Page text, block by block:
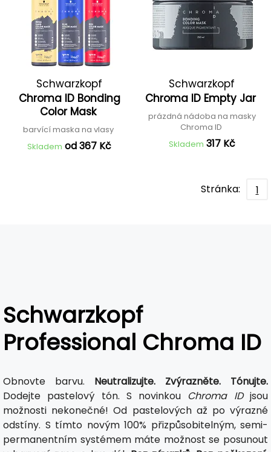
Schwarzkopf
Professional
Chroma ID Bonding
Color Mask
barvící maska na vlasy
Skladem od 367 Kč
Schwarzkopf
Professional
Chroma ID Empty Jar
prázdná nádoba na masky
Chroma ID
Skladem 317 Kč
Stránka: 1
Schwarzkopf
Professional Chroma ID
Obnovte barvu. Neutralizujte. Zvýrazněte. Tónujte.
Dodejte pastelový tón. S novinkou Chroma IDjsou
možnosti nekonečné! Od pastelových až po výrazné
odstíny. S tímto novým 100% přizpůsobitelným, semi-
permanentním systémem máte možnost se posunout